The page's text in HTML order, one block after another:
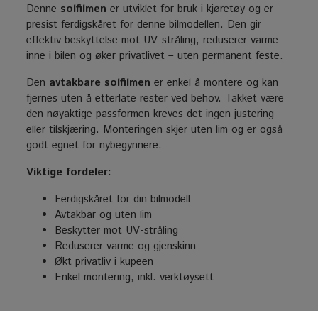
Denne solfilmen er utviklet for bruk i kjøretøy og er
presist ferdigskåret for denne bilmodellen. Den gir
effektiv beskyttelse mot UV-stråling, reduserer varme
inne i bilen og øker privatlivet – uten permanent feste.
Den avtakbare solfilmen er enkel å montere og kan
fjernes uten å etterlate rester ved behov. Takket være
den nøyaktige passformen kreves det ingen justering
eller tilskjæring. Monteringen skjer uten lim og er også
godt egnet for nybegynnere.
Viktige fordeler:
Ferdigskåret for din bilmodell
Avtakbar og uten lim
Beskytter mot UV-stråling
Reduserer varme og gjenskinn
Økt privatliv i kupeen
Enkel montering, inkl. verktøysett